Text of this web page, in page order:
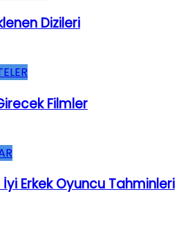
Dizileri
Filmler
İyi Erkek Oyuncu Tahminleri